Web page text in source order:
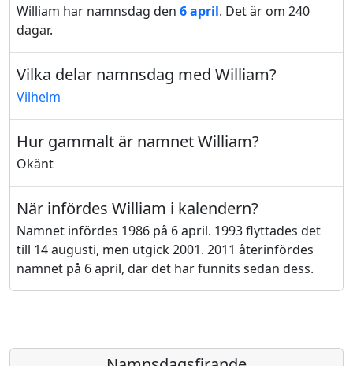
William har namnsdag den 6 april. Det är om 240
dagar.
Vilka delar namnsdag med William?
Vilhelm
Hur gammalt är namnet William?
Okänt
När infördes William i kalendern?
Namnet infördes 1986 på 6 april. 1993 flyttades det
till 14 augusti, men utgick 2001. 2011 återinfördes
namnet på 6 april, där det har funnits sedan dess.